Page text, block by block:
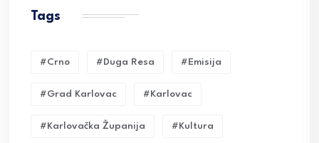
Tags
#crno #duga Resa #emisija
#grad Karlovac #karlovac
#karlovačka Županija #kultura